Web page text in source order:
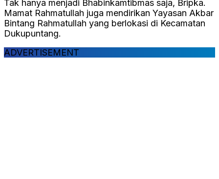
Tak hanya menjadi Bhabinkamtibmas saja, Bripka.
Mamat Rahmatullah juga mendirikan Yayasan Akbar
Bintang Rahmatullah yang berlokasi di Kecamatan
Dukupuntang.
ADVERTISEMENT